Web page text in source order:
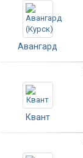
Авангард
Квант